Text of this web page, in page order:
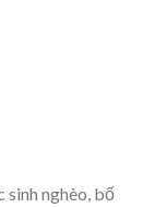
nghèo, bố